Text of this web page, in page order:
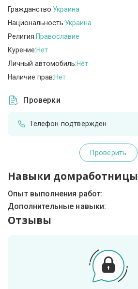
Гражданство:Украина
Национальность:Украина
Религия:Православие
Курение:Нет
Личный автомобиль:Нет
Наличие прав:Нет
Проверки
Телефон подтвержден
Проверить
Навыки домработницы
Опыт выполнения работ:
Дополнительные навыки:
Отзывы